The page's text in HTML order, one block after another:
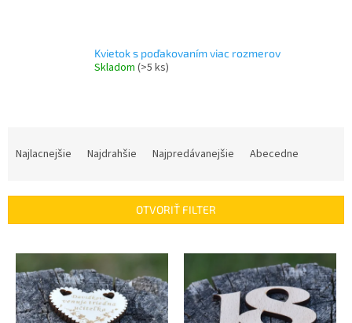
Kvietok s poďakovaním viac rozmerov
Skladom (>5 ks)
i
p
Najlacnejšie Najdrahšie Najpredávanejšie Abecedne
OTVORIŤ FILTER
p